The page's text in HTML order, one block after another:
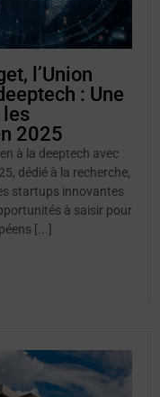
l’Union
: Une
les
2025
à la deeptech avec
dédié à la recherche,
startups innovantes
à saisir pour
[...]